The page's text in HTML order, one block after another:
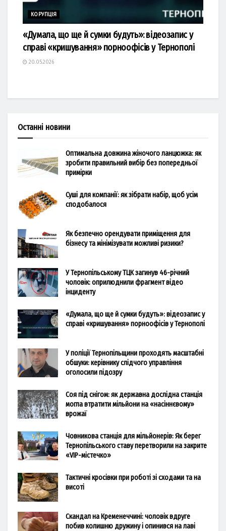
КОРУПЦІЯ
«Думала, що ще й сумки будуть»: відеозапис у
справі «кришування» порноофісів у Тернополі
20.05.2026
Останні новини
Оптимальна довжина жіночого ланцюжка: як
зробити правильний вибір без попередньої
примірки
Суші для компанії: як зібрати набір, щоб усім
сподобалося
Як безпечно орендувати приміщення для
бізнесу та мінімізувати можливі ризики?
У Тернопільському ТЦК загинув 46-річний
чоловік: оприлюднили фрагмент відео
інциденту
«Думала, що ще й сумки будуть»: відеозапис у
справі «кришування» порноофісів у Тернополі
У поліції Тернопільщини проходять масштабні
обшуки: керівнику слідчого управління
оголосили підозру
Соя під снігом: як державна дослідна станція
могла втратити мільйони на «насіннєвому»
врожаї
Човникова станція для мільйонерів: Як берег
Тернопільського ставу перетворили на закрите
«VIP-містечко»
Тактичні кросівки при роботі зі сходами та на
висоті
Скандал на Кременеччині: чоловік вдруге
побив колишню дружину і опинився на лаві